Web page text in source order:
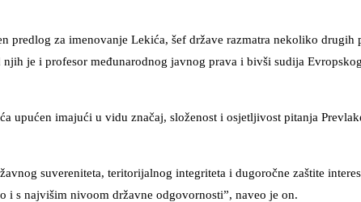
predlog za imenovanje Lekića, šef države razmatra nekoliko drugih
je i profesor međunarodnog javnog prava i bivši sudija
upućen imajući u vidu značaj, složenost i osjetljivost pitanja
suvereniteta, teritorijalnog integriteta i dugoročne zaštite
i s najvišim nivoom državne odgovornosti”, naveo je on.